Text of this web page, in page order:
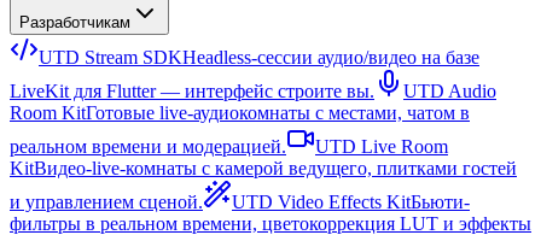
Разработчикам
UTD Stream SDKHeadless-сессии аудио/видео на базе
LiveKit для Flutter — интерфейс строите вы.
UTD Audio
Room KitГотовые live-аудиокомнаты с местами, чатом в
реальном времени и модерацией.
UTD Live Room
KitВидео-live-комнаты с камерой ведущего, плитками гостей
и управлением сценой.
UTD Video Effects KitБьюти-
фильтры в реальном времени, цветокоррекция LUT и эффекты